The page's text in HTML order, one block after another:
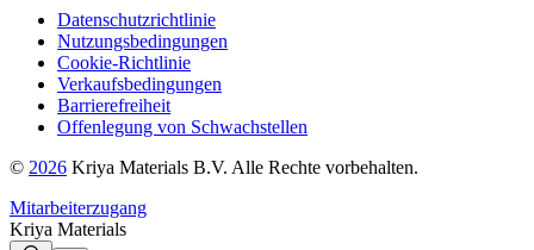
Datenschutzrichtlinie
Nutzungsbedingungen
Cookie-Richtlinie
Verkaufsbedingungen
Barrierefreiheit
Offenlegung von Schwachstellen
© 2026 Kriya Materials B.V. Alle Rechte vorbehalten.
Mitarbeiterzugang
Kriya Materials